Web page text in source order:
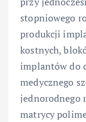
stopniowego
produkcji
kostnych,
implantów do
medycznego
jednorodnego
matrycy